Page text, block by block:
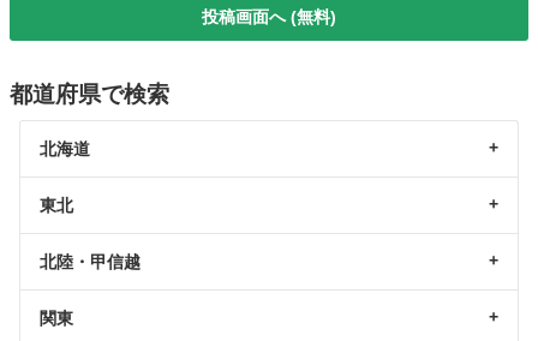
投稿画面へ (無料)
都道府県で検索
北海道
東北
北陸・甲信越
関東